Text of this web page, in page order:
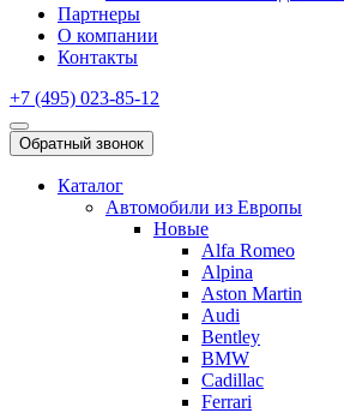
Партнеры
О компании
Контакты
+7 (495) 023-85-12
Обратный звонок
Каталог
Автомобили из Европы
Новые
Alfa Romeo
Alpina
Aston Martin
Audi
Bentley
BMW
Cadillac
Ferrari